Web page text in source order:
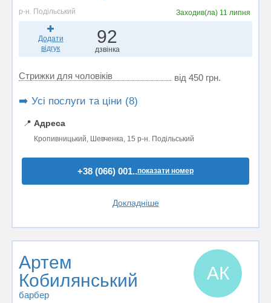
р-н. Подільський Заходив(ла) 11 липня
Додати
відгук
92
дзвінка
Стрижки для чоловіків від 450 грн.
➡️ Усі послуги та ціни (8)
📍 Адреса
Кропивницький, Шевченка, 15 р-н. Подільський
+38 (066) 001..показати номер
Докладніше
Артем
Кобилянський
барбер
АК